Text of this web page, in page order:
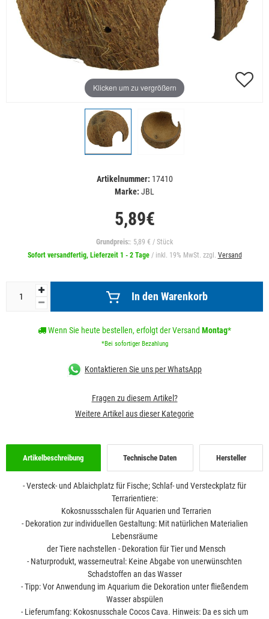
Klicken um zu vergrößern
Artikelnummer: 17410
Marke: JBL
5,89€
Grundpreis:: 5,89 € / Stück
Sofort versandfertig, Lieferzeit 1 - 2 Tage / inkl. 19% MwSt. zzgl. Versand
In den Warenkorb
Wenn Sie heute bestellen, erfolgt der Versand Montag*
*Bei sofortiger Bezahlung
Kontaktieren Sie uns per WhatsApp
Fragen zu diesem Artikel?
Weitere Artikel aus dieser Kategorie
Artikelbeschreibung Technische Daten Hersteller
- Versteck- und Ablaichplatz für Fische; Schlaf- und Versteckplatz für
Terrarientiere:
Kokosnussschalen für Aquarien und Terrarien
- Dekoration zur individuellen Gestaltung: Mit natürlichen Materialien
Lebensräume
der Tiere nachstellen - Dekoration für Tier und Mensch
- Naturprodukt, wasserneutral: Keine Abgabe von unerwünschten
Schadstoffen an das Wasser
- Tipp: Vor Anwendung im Aquarium die Dekoration unter fließendem
Wasser abspülen
- Lieferumfang: Kokosnusschale Cocos Cava. Hinweis: Da es sich um